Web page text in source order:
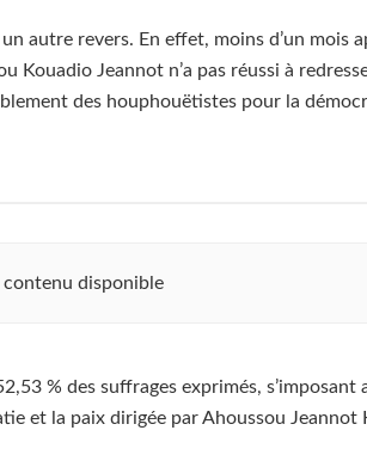
autre revers. En effet, moins d’un mois
Kouadio Jeannot n’a pas réussi à
des houphouëtistes pour la
disponible
% des suffrages exprimés,
et la paix dirigée par Ahoussou Jeannot